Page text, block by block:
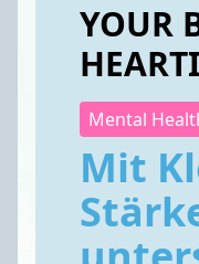
YOUR
Mental
Mit